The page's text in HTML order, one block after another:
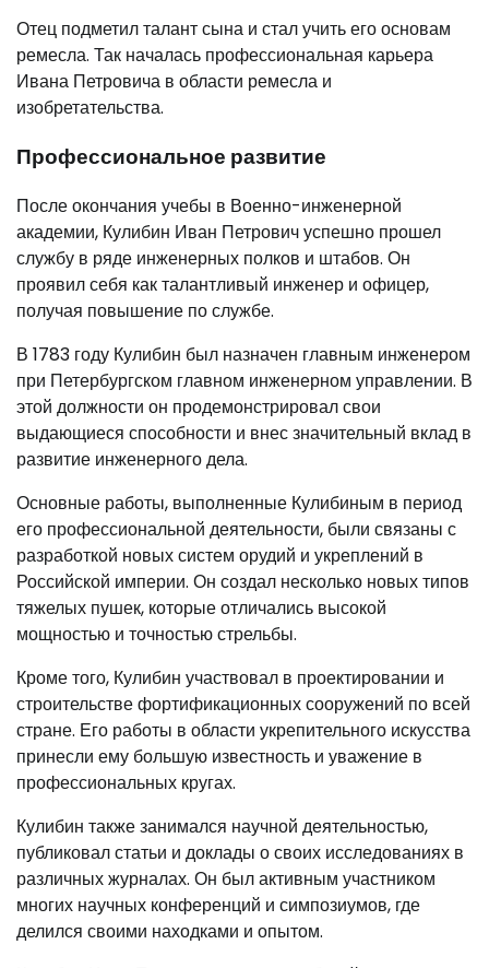
Отец подметил талант сына и стал учить его основам
ремесла. Так началась профессиональная карьера
Ивана Петровича в области ремесла и
изобретательства.
Профессиональное развитие
После окончания учебы в Военно-инженерной
академии, Кулибин Иван Петрович успешно прошел
службу в ряде инженерных полков и штабов. Он
проявил себя как талантливый инженер и офицер,
получая повышение по службе.
В 1783 году Кулибин был назначен главным инженером
при Петербургском главном инженерном управлении. В
этой должности он продемонстрировал свои
выдающиеся способности и внес значительный вклад в
развитие инженерного дела.
Основные работы, выполненные Кулибиным в период
его профессиональной деятельности, были связаны с
разработкой новых систем орудий и укреплений в
Российской империи. Он создал несколько новых типов
тяжелых пушек, которые отличались высокой
мощностью и точностью стрельбы.
Кроме того, Кулибин участвовал в проектировании и
строительстве фортификационных сооружений по всей
стране. Его работы в области укрепительного искусства
принесли ему большую известность и уважение в
профессиональных кругах.
Кулибин также занимался научной деятельностью,
публиковал статьи и доклады о своих исследованиях в
различных журналах. Он был активным участником
многих научных конференций и симпозиумов, где
делился своими находками и опытом.